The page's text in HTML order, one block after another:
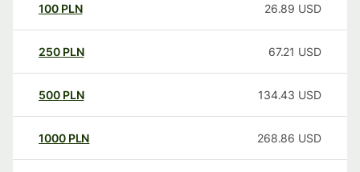
100 PLN 26.89 USD
250 PLN 67.21 USD
500 PLN 134.43 USD
1000 PLN 268.86 USD